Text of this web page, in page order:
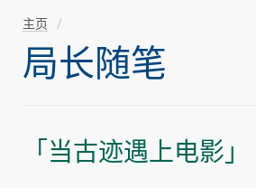
主页
局长随笔
「当古迹遇上电影